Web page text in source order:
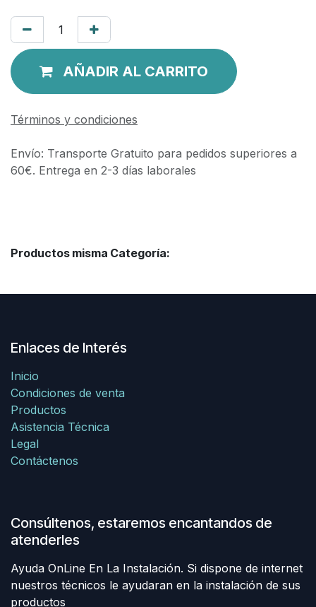
AÑADIR AL CARRITO
Términos y condiciones
Envío: Transporte Gratuito para pedidos superiores a
60€. Entrega en 2-3 días laborales
Productos misma Categoría:
Enlaces de Interés
Inicio
Condiciones de venta
Productos
Asistencia Técnica
Legal
Contáctenos
Consúltenos, estaremos encantandos de
atenderles
Ayuda OnLine En La Instalación. Si dispone de internet
nuestros técnicos le ayudaran en la instalación de sus
productos